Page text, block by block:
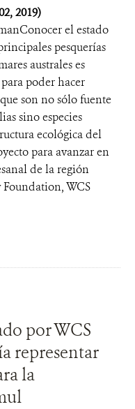
2019)
el estado
pesquerías
australes es
poder hacer
son no sólo fuente
sino especies
ecológica del
para avanzar en
de la región
WCS
por WCS
representar
la